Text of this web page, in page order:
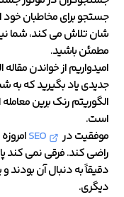
جستجو برای مخاطبان خود
شان تلاش می کند، شما
مطمئن باشید.
امیدواریم از خواندن
جدیدی یاد بگیرید که به
الگوریتم رنک برین
است.
موفقیت در
SEO
راضی کند. فرقی نمی کند
دقیقاً به دنبال آن بودند و
دیگری.